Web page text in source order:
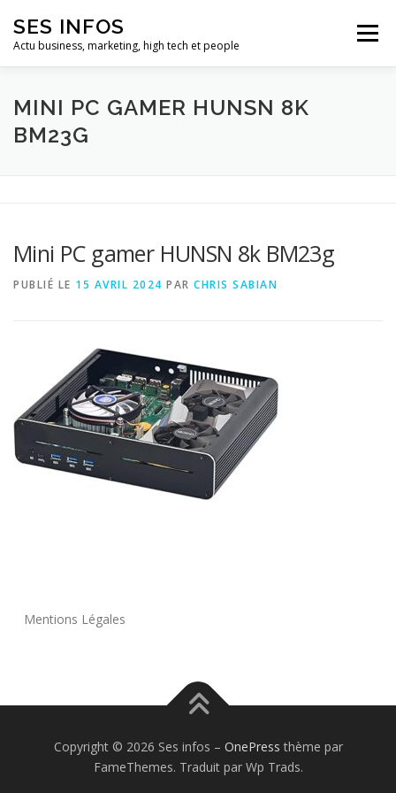
contenu
SES INFOS
Actu business, marketing, high tech et people
Menu
BUSINESS MARKETING
MINI PC GAMER HUNSN 8K
BM23G
Mini PC gamer HUNSN 8k BM23g
PUBLIÉ LE 15 AVRIL 2024 PAR CHRIS SABIAN
Mentions Légales
Copyright © 2026 Ses infos – OnePress thème par
FameThemes. Traduit par Wp Trads.